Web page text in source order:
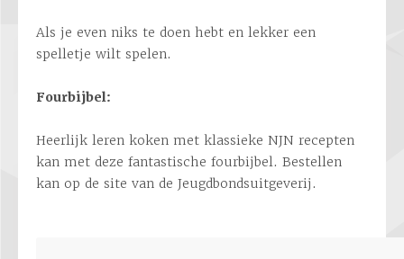
Als je even niks te doen hebt en lekker een
spelletje wilt spelen.
Fourbijbel:
Heerlijk leren koken met klassieke NJN recepten
kan met deze fantastische fourbijbel. Bestellen
kan op de site van de Jeugdbondsuitgeverij.